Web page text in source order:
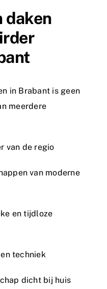
daken
in Brabant is geen
meerdere
van de regio
van moderne
en tijdloze
techniek
dicht bij huis